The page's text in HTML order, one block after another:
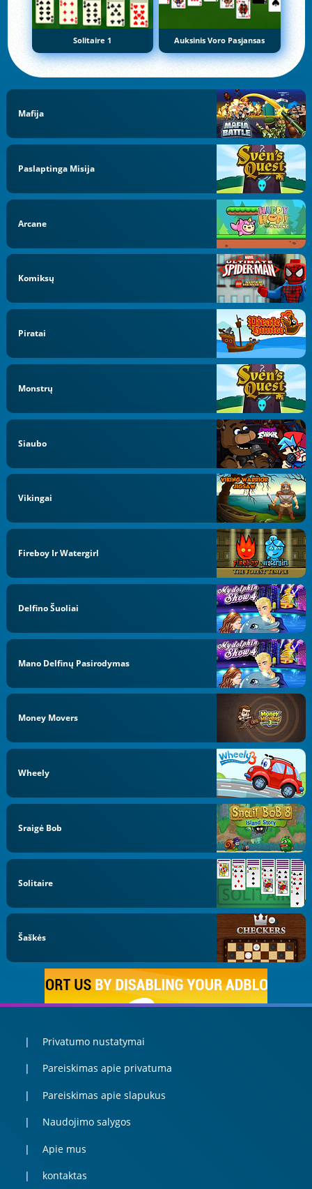
Solitaire 1 Auksinis Voro Pasjansas
Mafija
Paslaptinga Misija
Arcane
Komiksų
Piratai
Monstrų
Siaubo
Vikingai
Fireboy Ir Watergirl
Delfino Šuoliai
Mano Delfinų Pasirodymas
Money Movers
Wheely
Sraigė Bob
Solitaire
Šaškės
Privatumo nustatymai
Pareiskimas apie privatuma
Pareiskimas apie slapukus
Naudojimo salygos
Apie mus
kontaktas